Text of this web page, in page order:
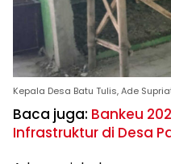
Kepala Desa Batu Tulis, Ade
Baca juga: Bankeu
Infrastruktur di Desa